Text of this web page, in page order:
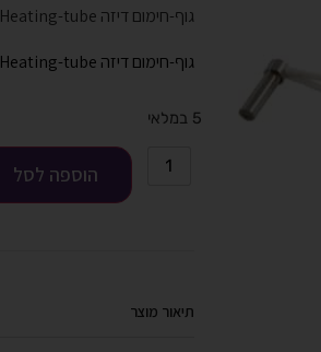
גוף-חימום דיזה AD1 Heating-tube
גוף-חימום דיזה AD1 Heating-tube
5 במלאי
הוספה לסל
תיאור מוצר